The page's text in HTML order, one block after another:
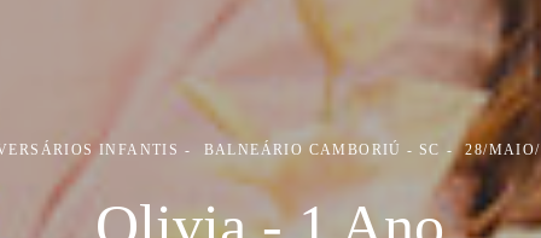
INFANTIS BALNEÁRIO CAMBORIÚ - SC 28/MAIO/